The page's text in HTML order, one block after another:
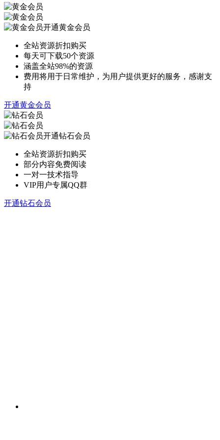
开通黄金会员
全站资源折扣购买
每天可下载50个资源
涵盖全站98%的资源
费用将用于日常维护，为用户提供更好的服务，感谢支
持
开通黄金会员
开通钻石会员
全站资源折扣购买
部分内容免费阅读
一对一技术指导
VIP用户专属QQ群
开通钻石会员